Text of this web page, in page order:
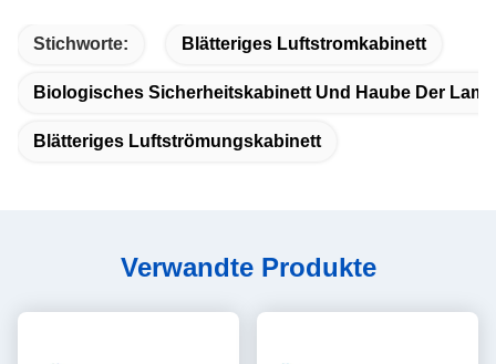
Stichworte: Blätteriges Luftstromkabinett
Biologisches Sicherheitskabinett Und Haube Der
Blätteriges Luftströmungskabinett
Verwandte Produkte